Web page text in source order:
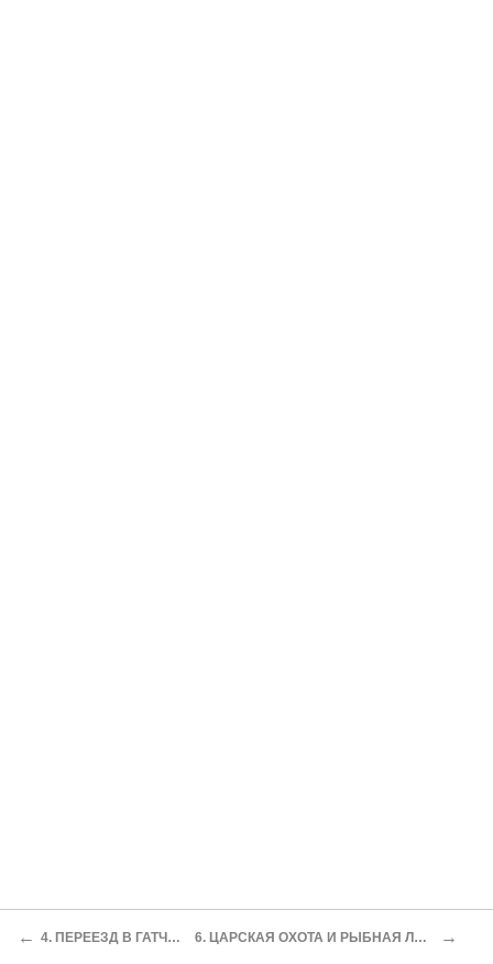
← 4. ПЕРЕЕЗД В ГАТЧИНУ 6. ЦАРСКАЯ ОХОТА И РЫБНАЯ ЛОВЛЯ →